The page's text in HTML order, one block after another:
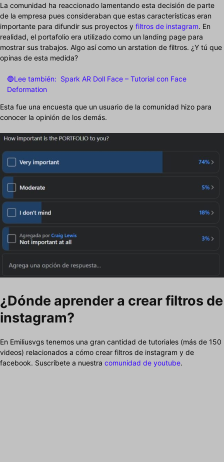
La comunidad ha reaccionado lamentando esta decisión de parte
de la empresa pues consideraban que estas características eran
importante para difundir sus proyectos y filtros de instagram. En
realidad, el portafolio era utilizado como un landing page para
mostrar sus trabajos. Algo así como un arstation de filtros. ¿Y tú que
opinas de esta medida?
🔵Lee también: Spark AR Doll Face – Tutorial con Face
Deformation
Esta fue una encuesta que un usuario de la comunidad hizo para
conocer la opinión de los demás.
¿Dónde aprender a crear filtros de
instagram?
En Emiliusvgs tenemos una gran cantidad de tutoriales (más de 150
videos) relacionados a cómo crear filtros de instagram y de
facebook. Suscríbete a nuestra comunidad de youtube.